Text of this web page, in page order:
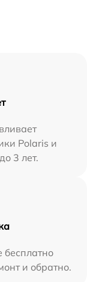
Polaris и
3 лет.
бесплатно
и обратно.